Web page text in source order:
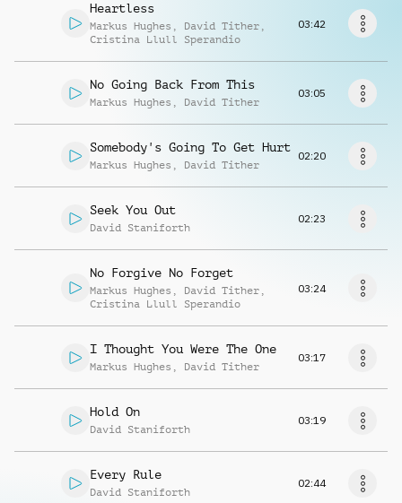
Heartless
Markus Hughes , David Tither ,
Cristina Llull Sperandio
03:42
No Going Back From This
Markus Hughes , David Tither
03:05
Somebody's Going To Get Hurt
Markus Hughes , David Tither
02:20
Seek You Out
David Staniforth
02:23
No Forgive No Forget
Markus Hughes , David Tither ,
Cristina Llull Sperandio
03:24
I Thought You Were The One
Markus Hughes , David Tither
03:17
Hold On
David Staniforth
03:19
Every Rule
David Staniforth
02:44